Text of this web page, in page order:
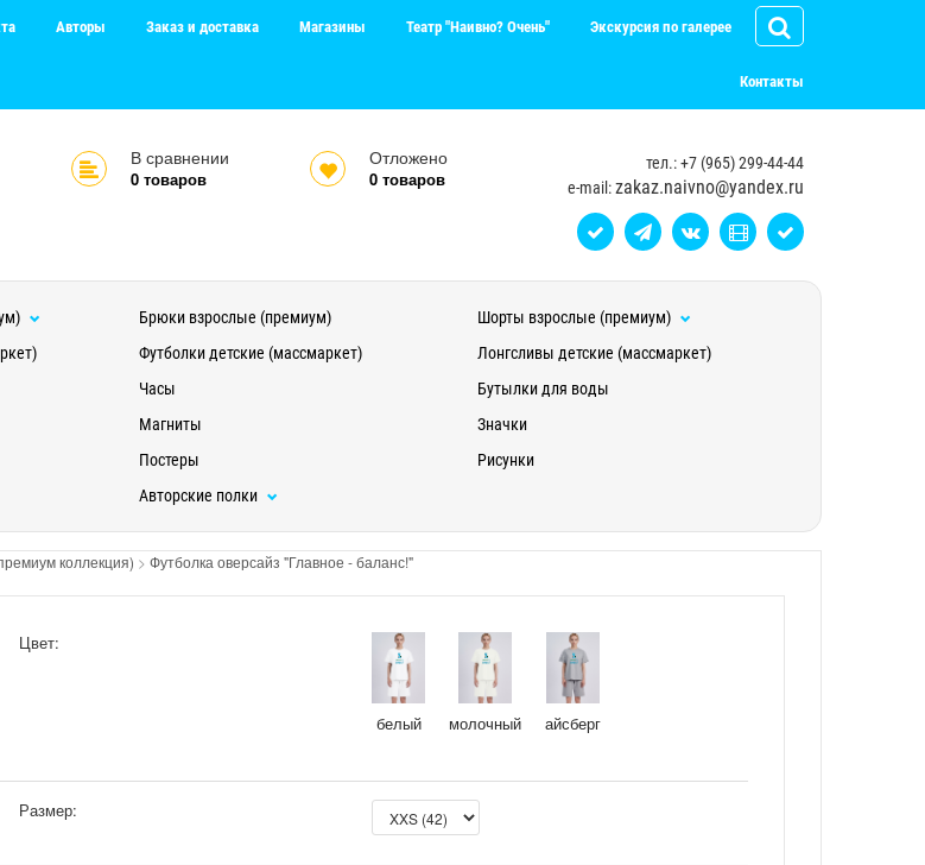
Авторы Заказ и доставка Магазины Театр "Наивно? Очень" Экскурсия по галерее
Контакты
В сравнении
0товаров
Отложено
0 товаров
тел.: +7 (965) 299-44-44
e-mail:zakaz.naivno@yandex.ru
Брюки взрослые (премиум)
Шорты взрослые (премиум)
Футболки детские (массмаркет)
Лонгсливы детские (массмаркет)
Часы
Бутылки для воды
Магниты
Значки
Постеры
Рисунки
Авторские полки
коллекция) > Футболка оверсайз "Главное - баланс!"
Цвет:
белый молочный айсберг
Размер: